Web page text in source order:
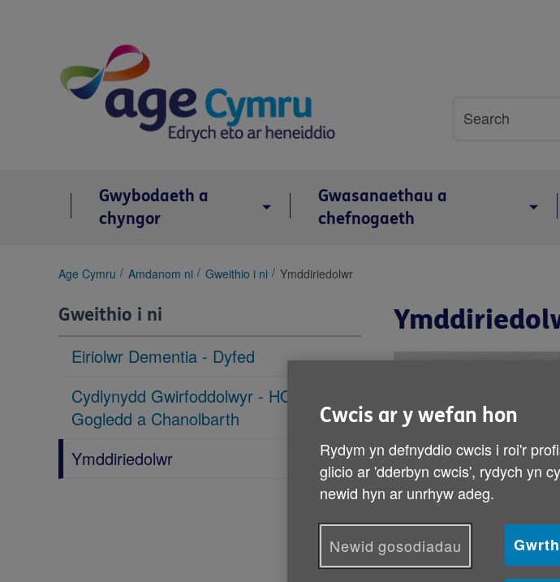
search
Chwilio
Gwybodaeth a
chyngor
Gwasanaethau a
chefnogaeth
You
here:
Age Cymru Amdanom ni Gweithio i ni Ymddiriedolwr
Gweithio i ni
Eiriolwr Dementia - Dyfed
Cydlynydd Gwirfoddolwyr - HOPE –
Gogledd a Chanolbarth
Ymddiriedolwr
Cwcis ar y wefan hon
Rydym yn defnyddio cwcis i roi'r
glicio ar 'dderbyn cwcis', rydych yn
newid hyn ar unrhyw adeg.
Newid gosodiadau